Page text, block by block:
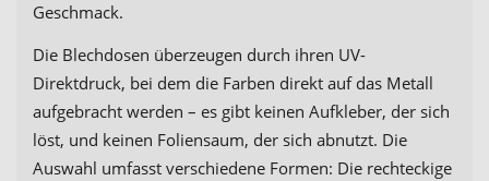
Geschmack.
Die Blechdosen überzeugen durch ihren UV-
Direktdruck, bei dem die Farben direkt auf das Metall
aufgebracht werden – es gibt keinen Aufkleber, der sich
löst, und keinen Foliensaum, der sich abnutzt. Die
Auswahl umfasst verschiedene Formen: Die rechteckige